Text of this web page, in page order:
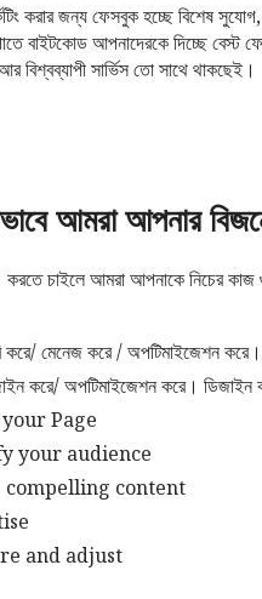
করার জন্য ফেসবুক হচ্ছে বিশেষ
বাইটকোড আপনাদেরকে দিচ্ছে
সার্ভিস তো সাথে থাকছেই।
আমরা আপনার
করতে চাইলে আমরা আপনাকে নিচের কাজ
মেনেজ করে / অপটিমাইজেশন করে।
করে/ অপটিমাইজেশন করে। ডিজাইন
Page
your audience
compelling content
and adjust